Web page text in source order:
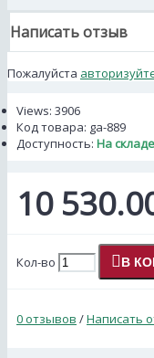
Написать отзыв
Пожалуйста
Views: 3906
Код товара: ga-889
Доступность: На складе
10
Кол-во В
0 отзывов /Написать